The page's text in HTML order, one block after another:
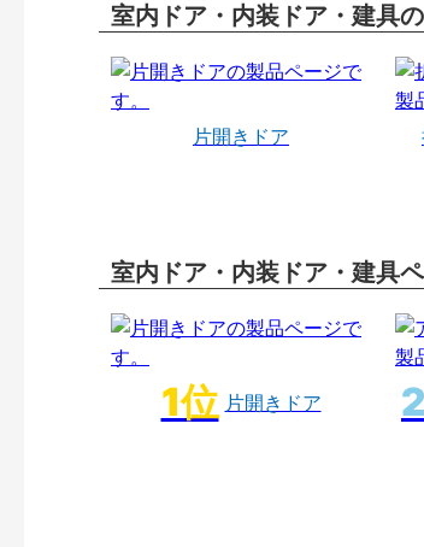
室内ドア・内装ドア・建具
片開きドア
室内ドア・内装ドア・建具
片開きドア